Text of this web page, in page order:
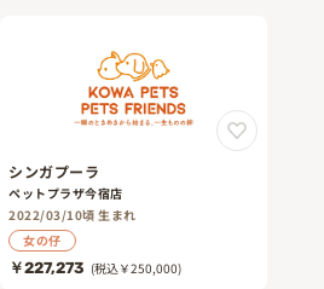
シンガプーラ
ペットプラザ今宿店
2022/03/10頃 生まれ
女の仔
￥227,273 (税込￥250,000)